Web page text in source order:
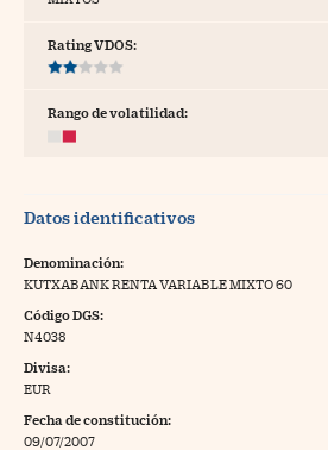
Rating VDOS:
Rango de volatilidad:
Datos identificativos
Denominación:
KUTXABANK RENTA VARIABLE MIXTO 60
Código DGS:
N4038
Divisa:
EUR
Fecha de constitución:
09/07/2007